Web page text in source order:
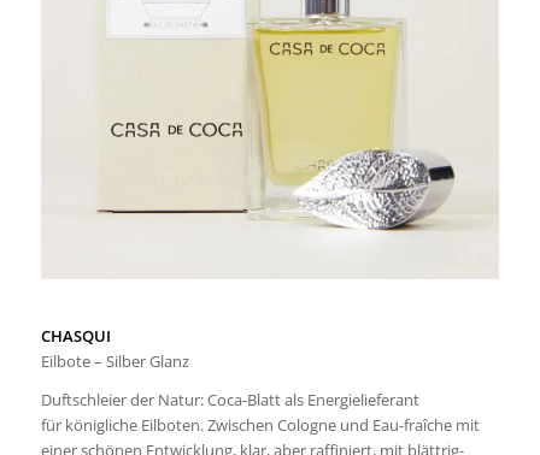
CHASQUI
Eilbote – Silber Glanz
Duftschleier der Natur: Coca-Blatt als Energielieferant
für königliche Eilboten. Zwischen Cologne und Eau-fraîche mit
einer schönen Entwicklung, klar, aber raffiniert, mit blättrig-